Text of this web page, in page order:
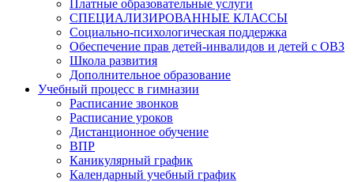
Платные образовательные услуги
СПЕЦИАЛИЗИРОВАННЫЕ КЛАССЫ
Социально-психологическая поддержка
Обеспечение прав детей-инвалидов и детей с ОВЗ
Школа развития
Дополнительное образование
Учебный процесс в гимназии
Расписание звонков
Расписание уроков
Дистанционное обучение
ВПР
Каникулярный график
Календарный учебный график